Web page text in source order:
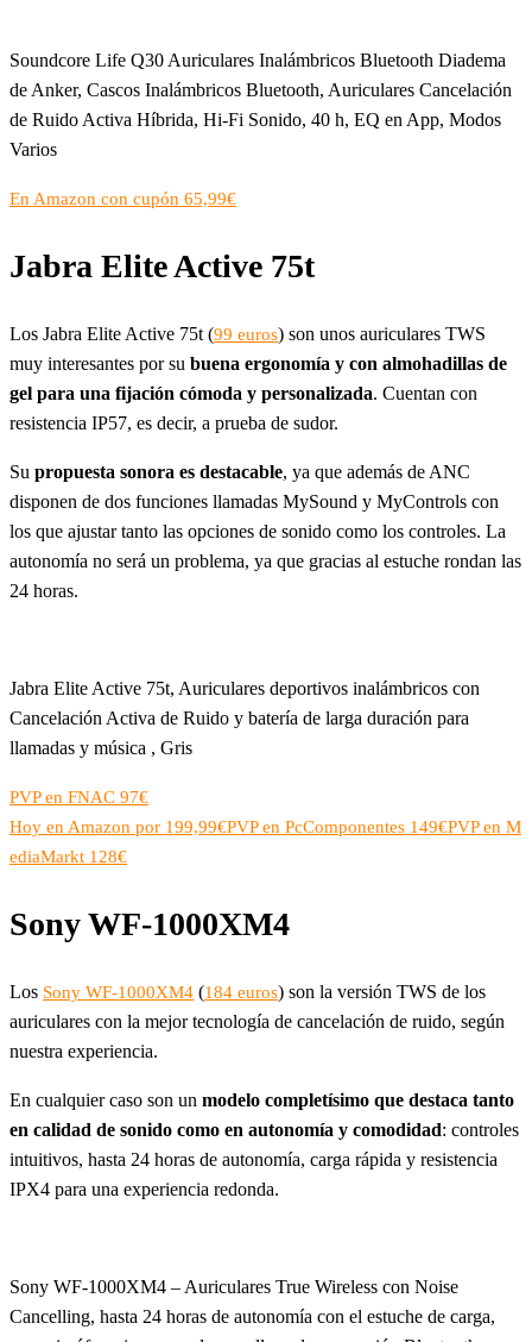
Soundcore Life Q30 Auriculares Inalámbricos Bluetooth Diadema
de Anker, Cascos Inalámbricos Bluetooth, Auriculares Cancelación
de Ruido Activa Híbrida, Hi-Fi Sonido, 40 h, EQ en App, Modos
Varios
En Amazon con cupón 65,99€
Jabra Elite Active 75t
Los Jabra Elite Active 75t (99 euros) son unos auriculares TWS
muy interesantes por su buena ergonomía y con almohadillas de
gel para una fijación cómoda y personalizada. Cuentan con
resistencia IP57, es decir, a prueba de sudor.
Su propuesta sonora es destacable, ya que además de ANC
disponen de dos funciones llamadas MySound y MyControls con
los que ajustar tanto las opciones de sonido como los controles. La
autonomía no será un problema, ya que gracias al estuche rondan las
24 horas.
Jabra Elite Active 75t, Auriculares deportivos inalámbricos con
Cancelación Activa de Ruido y batería de larga duración para
llamadas y música , Gris
PVP en FNAC 97€
Hoy en Amazon por 199,99€PVP en PcComponentes 149€PVP en M
ediaMarkt 128€
Sony WF-1000XM4
Los Sony WF-1000XM4 (184 euros) son la versión TWS de los
auriculares con la mejor tecnología de cancelación de ruido, según
nuestra experiencia.
En cualquier caso son un modelo completísimo que destaca tanto
en calidad de sonido como en autonomía y comodidad: controles
intuitivos, hasta 24 horas de autonomía, carga rápida y resistencia
IPX4 para una experiencia redonda.
Sony WF-1000XM4 – Auriculares True Wireless con Noise
Cancelling, hasta 24 horas de autonomía con el estuche de carga,